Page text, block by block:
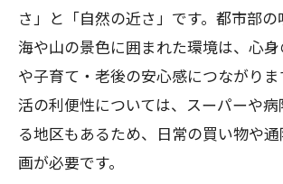
さ」と「自然の近さ」です。都市部の
海や山の景色に囲まれた環境は、心身
や子育て・老後の安心感につながりま
活の利便性については、スーパーや病
る地区もあるため、日常の買い物や
画が必要です。